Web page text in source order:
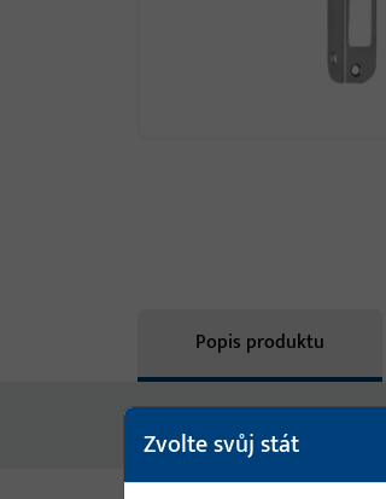
Popis produktu
Zvolte svůj stát